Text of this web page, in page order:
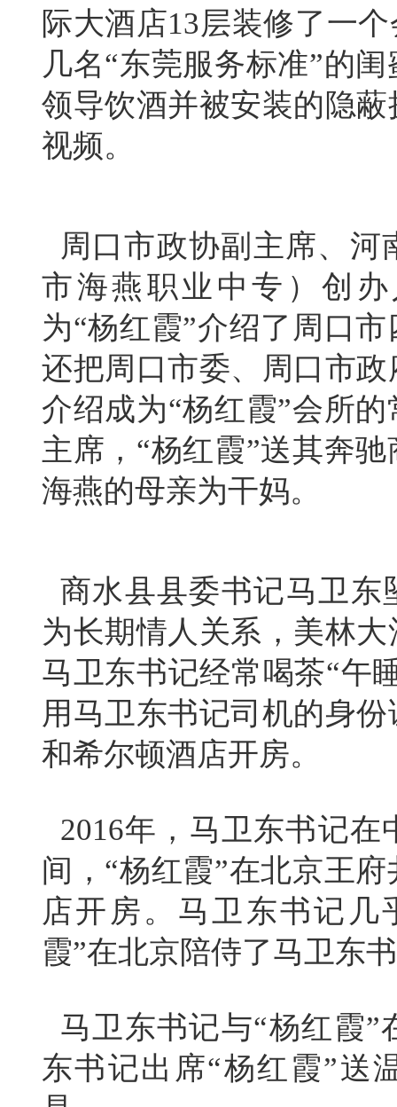
际大酒店13层装修了一
几名“东莞服务标准”的
领导饮酒并被安装的隐
视频。
周口市政协副主席、
市海燕职业中专） 创
为“杨红霞”介绍了周口
还把周口市委、周口市
介绍成为“杨红霞”会所的
主席，“杨红霞”送其奔
海燕的母亲为干妈。
商水县县委书记马卫东
为长期情人关系，美林
马卫东书记经常喝茶“午
用马卫东书记司机的身
和希尔顿酒店开房。
2016年，马卫东书记
间，“杨红霞”在北京王
店开房。马卫东书记几
霞”在北京陪侍了马卫东
马卫东书记与“杨红霞”
东书记出席“杨红霞”送